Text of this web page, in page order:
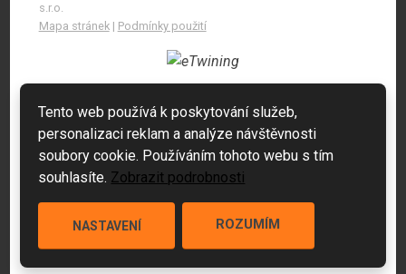
s.r.o.
Mapa stránek| Podmínky použití
Tento web používá k poskytování služeb,
personalizaci reklam a analýze návštěvnosti
soubory cookie. Používáním tohoto webu s tím
souhlasíte. Zobrazit podrobnosti
NASTAVENÍ ROZUMÍM